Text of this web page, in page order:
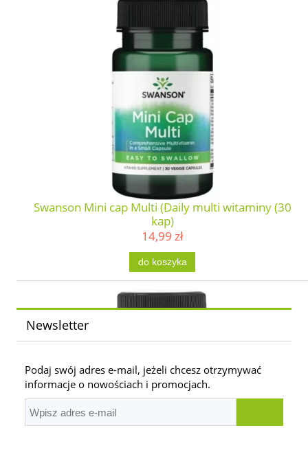
Swanson Mini cap Multi (Daily multi witaminy (30
kap)
14,99 zł
do koszyka
Newsletter
Podaj swój adres e-mail, jeżeli chcesz otrzymywać
informacje o nowościach i promocjach.